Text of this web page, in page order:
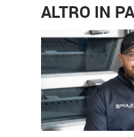
ALTRO IN